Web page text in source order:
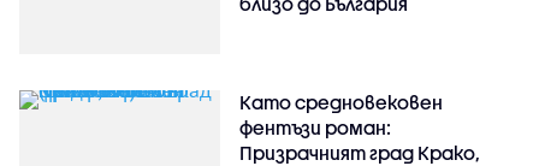
Като средновековен
фентъзи роман:
Призрачният град Крако,